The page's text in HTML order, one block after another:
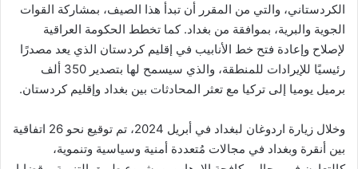
الكردستاني، والتي من المقرر أن تبدأ هذا الصيف، بمشاركة القوات
الجوية والبرية، بموافقة من بغداد. كما تخطط الحكومة العراقية
لإصلاح وإعادة فتح خط الأنابيب في إقليم كردستان الذي يعد مصدرًا
رئيسيًا للإيرادات للمنطقة، والذي سيسمح لها بتصدير 350 ألف
برميل يوميا إلى تركيا مع تعثر المحادثات بين بغداد وإقليم كردستان.
وخلال زيارة اردوغان لبغداد في أبريل 2024، تم توقيع نحو 26 اتفاقية
بين أنقرة وبغداد في مجالات مُتعددة أمنية وسياسية وتنموية،